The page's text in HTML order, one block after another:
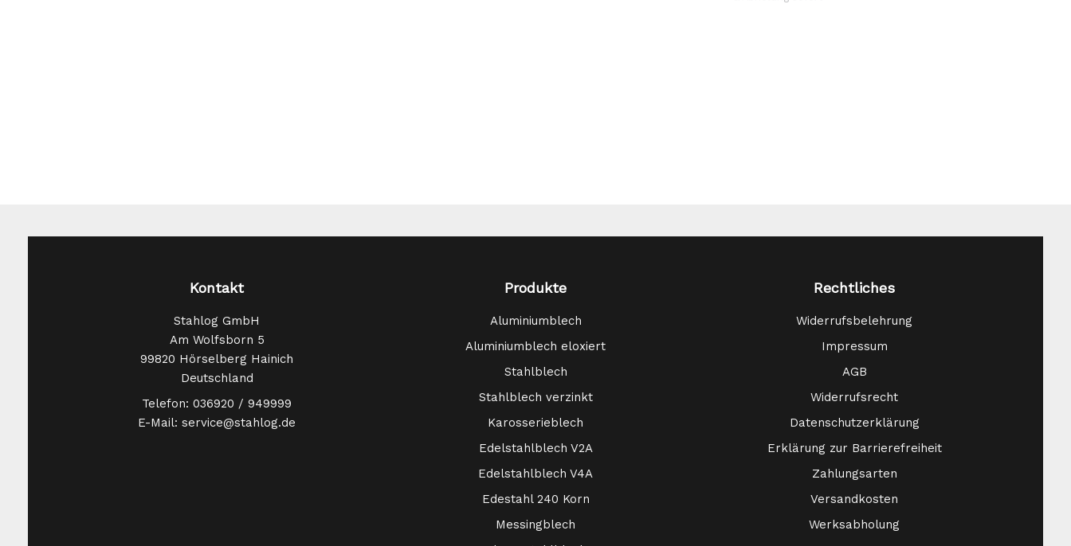
Kontakt
Stahlog GmbH
Am Wolfsborn 5
99820 Hörselberg Hainich
Deutschland
Telefon: 036920 / 949999
E-Mail: service@stahlog.de
Produkte
Aluminiumblech
Aluminiumblech eloxiert
Stahlblech
Stahlblech verzinkt
Karosserieblech
Edelstahlblech V2A
Edelstahlblech V4A
Edestahl 240 Korn
Messingblech
Rechtliches
Widerrufsbelehrung
Impressum
AGB
Widerrufsrecht
Datenschutzerklärung
Erklärung zur Barrierefreiheit
Zahlungsarten
Versandkosten
Werksabholung